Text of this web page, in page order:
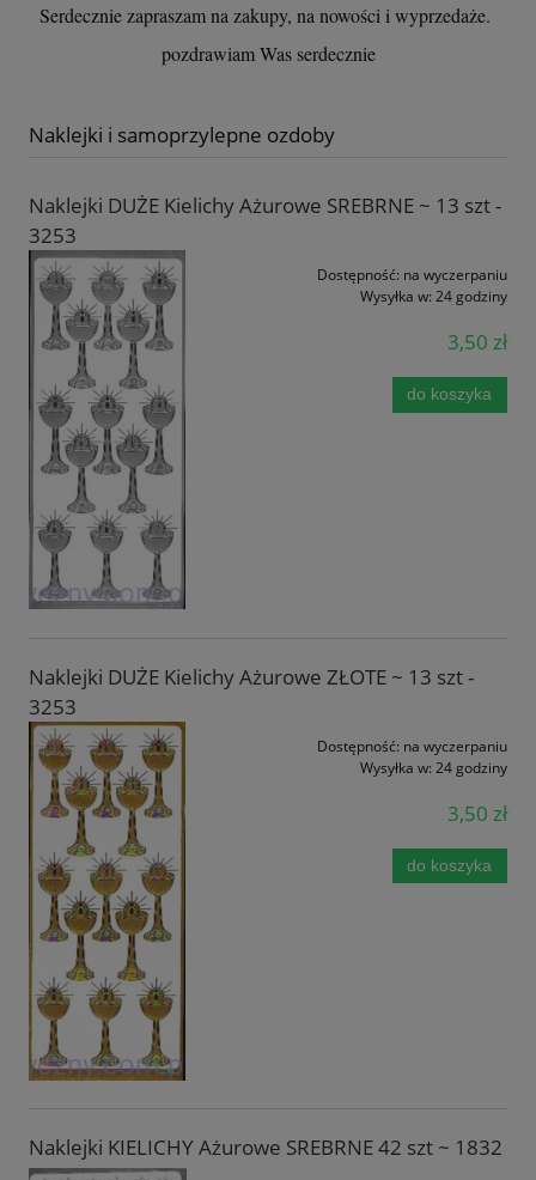
Serdecznie zapraszam na zakupy, na nowości i wyprzedaże.
pozdrawiam Was serdecznie
Naklejki i samoprzylepne ozdoby
Naklejki DUŻE Kielichy Ażurowe SREBRNE ~ 13 szt -
3253
Dostępność: na wyczerpaniu
Wysyłka w: 24 godziny
3,50 zł
do koszyka
Naklejki DUŻE Kielichy Ażurowe ZŁOTE ~ 13 szt -
3253
Dostępność: na wyczerpaniu
Wysyłka w: 24 godziny
3,50 zł
do koszyka
Naklejki KIELICHY Ażurowe SREBRNE 42 szt ~ 1832